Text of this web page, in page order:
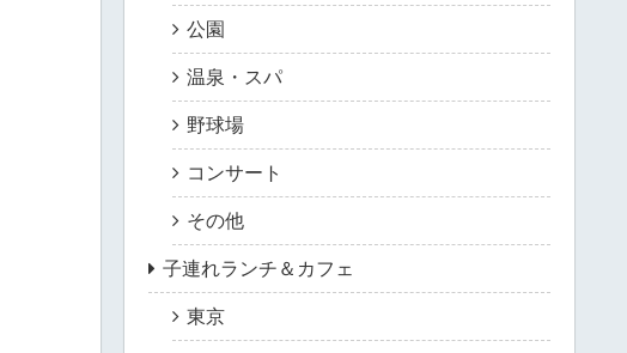
公園
温泉・スパ
野球場
コンサート
その他
子連れランチ＆カフェ
東京